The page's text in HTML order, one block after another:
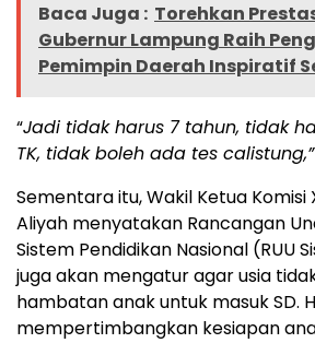
Baca Juga : Torehkan
Gubernur Lampung Raih
Pemimpin Daerah Inspiratif
“Jadi tidak harus 7 tahun, tidak
TK, tidak boleh ada tes
Sementara itu, Wakil Ketua Komisi
Aliyah menyatakan Rancangan
Sistem Pendidikan Nasional (RUU
juga akan mengatur agar usia
hambatan anak untuk masuk SD.
mempertimbangkan kesiapan